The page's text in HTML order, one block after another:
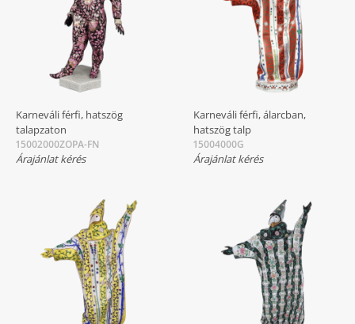
Karneváli férfi, hatszög
talapzaton
15002000ZOPA-FN
Árajánlat kérés
Karneváli férfi, álarcban,
hatszög talp
15004000G
Árajánlat kérés